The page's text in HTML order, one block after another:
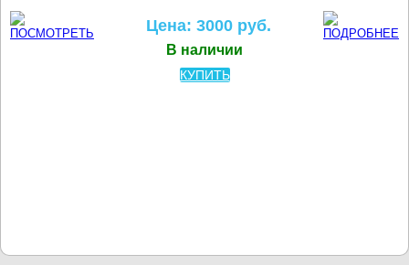
Цена: 3000 руб.
В наличии
КУПИТЬ